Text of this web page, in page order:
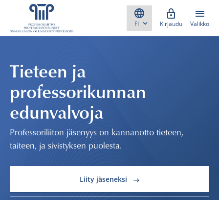
Skippaa sisältö
Kirjaudu Valikko
Tieteen ja
professorikunnan
edunvalvoja
Professoriliiton jäsenyys on kannanotto tieteen,
taiteen, ja sivistyksen puolesta.
Liity jäseneksi